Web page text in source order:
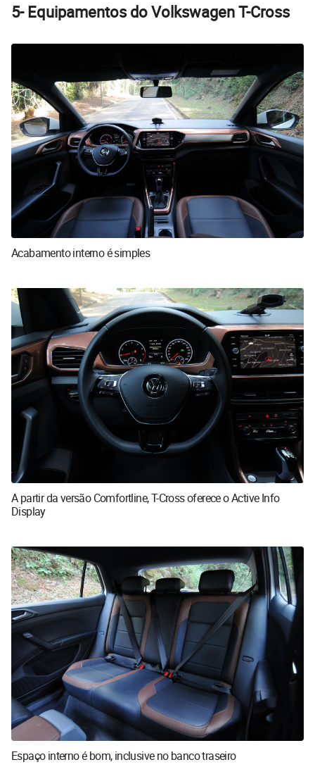
5- Equipamentos do Volkswagen T-Cross
Acabamento interno é simples
A partir da versão Comfortline, T-Cross oferece o Active Info
Display
Espaço interno é bom, inclusive no banco traseiro